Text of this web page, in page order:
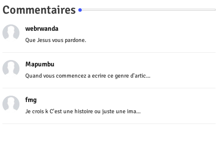
Commentaires
webrwanda
Que Jesus vous pardone.
Mapumbu
Quand vous commencez a ecrire ce genre d'artic...
fmg
Je crois k C'est une histoire ou juste une ima...